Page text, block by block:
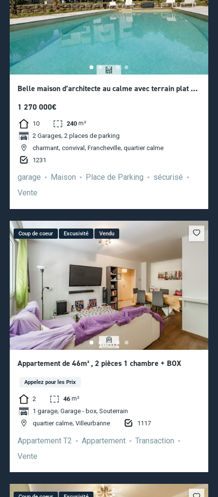
Belle maison d’architecte au calme avec terrain plat de
1 270 000€
10 240 m²
2 Garages,2 places de parking
charmant,convival,Francheville,quartier calme
1231
garage Maison Place de Parking
sécurisé
Vente
Coup de coeur Excusivité Vendu
Appartement de 46m² , 2 pièces 1 chambre + BOX
Appelez pour les Prix
2 46 m²
1 garage,Garage - box,Souterrain
quartier calme,Villeurbanne 1117
Appartement T2 Appartement
Transaction
Vente